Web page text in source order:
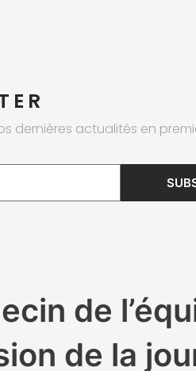
dernières actualités en
de
de la